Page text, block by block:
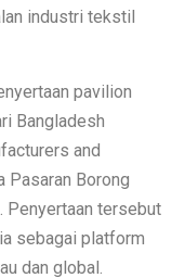
industri tekstil
pavilion
Bangladesh
and
Pasaran Borong
Penyertaan tersebut
sebagai platform
dan global.